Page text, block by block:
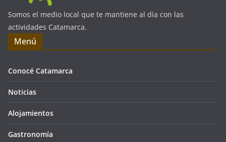
Somos el medio local que te mantiene al día con las
actividades Catamarca.
Menú
Conocé Catamarca
Noticias
Alojamientos
Gastronomía